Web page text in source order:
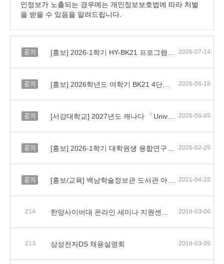
인정보가 노출되는 경우에는 개인정보보호법에 따라 처벌
을 받을 수 있음을 알려드립니다.
공지 2026-07-14
공지 2026-06-18
공지 2026-06-05
공지 2026-02-25
공지 2021-04-22
214 2018-03-06
213 삼성전자DS 채용설명회 2018-03-05